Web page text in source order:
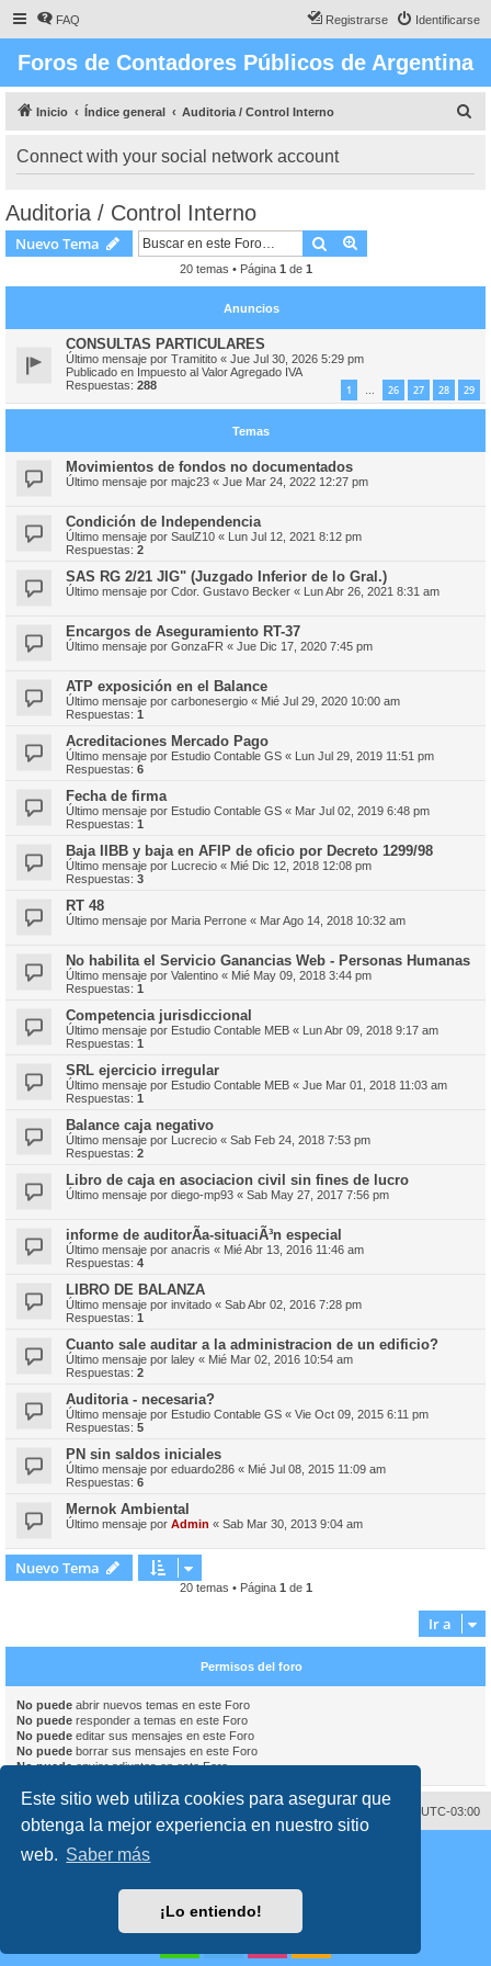
Este sitio web utiliza cookies para asegurar que
obtenga la mejor experiencia en nuestro sitio
web. Saber más
¡Lo entiendo!
FAQ Identificarse
Registrarse
Foros de Contadores Públicos de Argentina
Inicio Índice general Auditoria / Control Interno
Connect with your social network account
Auditoria / Control Interno
Nuevo Tema Buscar
20 temas • Página 1 de 1
Anuncios
CONSULTAS PARTICULARES
Último mensaje por Tramitito « Jue Jul 30, 2026 5:29 pm
Publicado en Impuesto al Valor Agregado IVA
Respuestas: 288 1 … 26 27 28 29
Temas
Movimientos de fondos no documentados
Último mensaje por majc23 « Jue Mar 24, 2022 12:27 pm
Condición de Independencia
Último mensaje por SaulZ10 « Lun Jul 12, 2021 8:12 pm
Respuestas: 2
SAS RG 2/21 JIG" (Juzgado Inferior de lo Gral.)
Último mensaje por Cdor. Gustavo Becker « Lun Abr 26, 2021 8:31 am
Encargos de Aseguramiento RT-37
Último mensaje por GonzaFR « Jue Dic 17, 2020 7:45 pm
ATP exposición en el Balance
Último mensaje por carbonesergio « Mié Jul 29, 2020 10:00 am
Respuestas: 1
Acreditaciones Mercado Pago
Último mensaje por Estudio Contable GS « Lun Jul 29, 2019 11:51 pm
Respuestas: 6
Fecha de firma
Último mensaje por Estudio Contable GS « Mar Jul 02, 2019 6:48 pm
Respuestas: 1
Baja IIBB y baja en AFIP de oficio por Decreto 1299/98
Último mensaje por Lucrecio « Mié Dic 12, 2018 12:08 pm
Respuestas: 3
RT 48
Último mensaje por Maria Perrone « Mar Ago 14, 2018 10:32 am
No habilita el Servicio Ganancias Web - Personas Humanas
Último mensaje por Valentino « Mié May 09, 2018 3:44 pm
Respuestas: 1
Competencia jurisdiccional
Último mensaje por Estudio Contable MEB « Lun Abr 09, 2018 9:17 am
Respuestas: 1
SRL ejercicio irregular
Último mensaje por Estudio Contable MEB « Jue Mar 01, 2018 11:03 am
Respuestas: 1
Balance caja negativo
Último mensaje por Lucrecio « Sab Feb 24, 2018 7:53 pm
Respuestas: 2
Libro de caja en asociacion civil sin fines de lucro
Último mensaje por diego-mp93 « Sab May 27, 2017 7:56 pm
informe de auditorÃ­a-situaciÃ³n especial
Último mensaje por anacris « Mié Abr 13, 2016 11:46 am
Respuestas: 4
LIBRO DE BALANZA
Último mensaje por invitado « Sab Abr 02, 2016 7:28 pm
Respuestas: 1
Cuanto sale auditar a la administracion de un edificio?
Último mensaje por laley « Mié Mar 02, 2016 10:54 am
Respuestas: 2
Auditoria - necesaria?
Último mensaje por Estudio Contable GS « Vie Oct 09, 2015 6:11 pm
Respuestas: 5
PN sin saldos iniciales
Último mensaje por eduardo286 « Mié Jul 08, 2015 11:09 am
Respuestas: 6
Mernok Ambiental
Último mensaje por Admin « Sab Mar 30, 2013 9:04 am
Nuevo Tema
20 temas • Página 1 de 1
Ir a
Permisos del foro
No puede abrir nuevos temas en este Foro
No puede responder a temas en este Foro
No puede editar sus mensajes en este Foro
No puede borrar sus mensajes en este Foro
No puedeenviar adjuntos en este Foro
Todos los horarios son UTC-03:00
Borrar cookies
Desarrollado por
® Forum Software © phpBB Limited
Traducción al español porphpBB España
Condiciones